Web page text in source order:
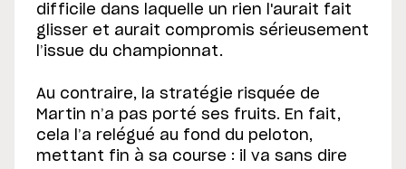
difficile dans laquelle un rien l'aurait fait
glisser et aurait compromis sérieusement
l’issue du championnat.
Au contraire, la stratégie risquée de
Martin n’a pas porté ses fruits. En fait,
cela l’a relégué au fond du peloton,
mettant fin à sa course : il va sans dire